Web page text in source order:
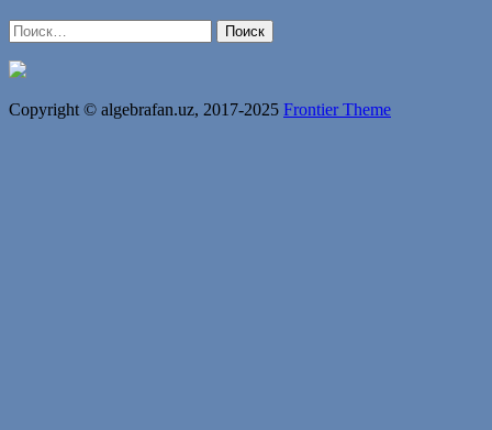
Найти:
Copyright © algebrafan.uz, 2017-2025 Frontier Theme